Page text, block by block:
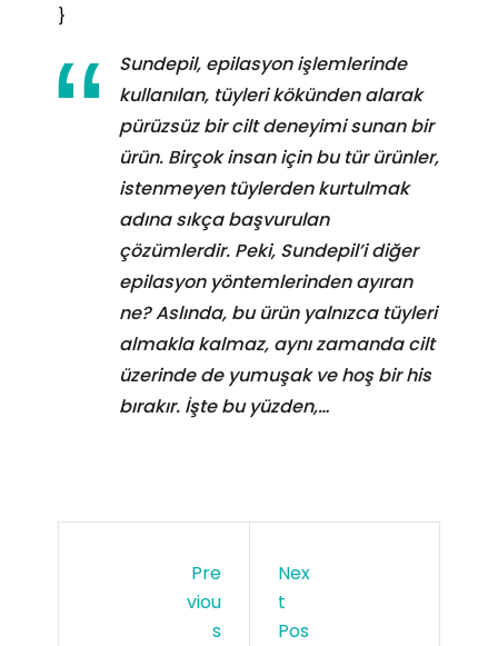
}
Sundepil, epilasyon işlemlerinde
kullanılan, tüyleri kökünden alarak
pürüzsüz bir cilt deneyimi sunan bir
ürün. Birçok insan için bu tür ürünler,
istenmeyen tüylerden kurtulmak
adına sıkça başvurulan
çözümlerdir. Peki, Sundepil’i diğer
epilasyon yöntemlerinden ayıran
ne? Aslında, bu ürün yalnızca tüyleri
almakla kalmaz, aynı zamanda cilt
üzerinde de yumuşak ve hoş bir his
bırakır. İşte bu yüzden,…
Pre
Viou
S
Nex
T
Pos